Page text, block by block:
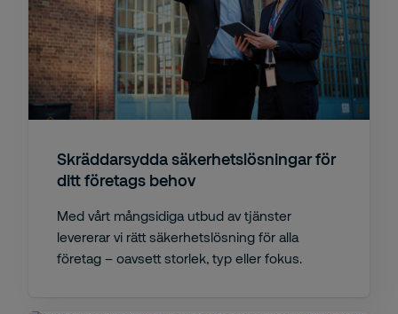
Skräddarsydda säkerhetslösningar för
ditt företags behov
Med vårt mångsidiga utbud av tjänster
levererar vi rätt säkerhetslösning för alla
företag – oavsett storlek, typ eller fokus.